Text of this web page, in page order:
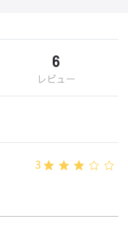
6
レビュー
3